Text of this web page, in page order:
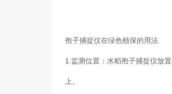
孢子捕捉仪在绿色植保的用法
1.监测位置：水稻孢子捕捉仪放
上。